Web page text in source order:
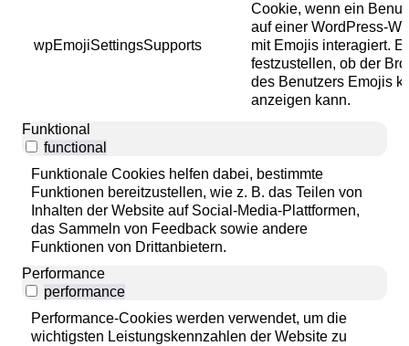
wpEmojiSettingsSupports
Cookie, wenn ein
auf einer WordPress-
mit Emojis interagiert.
festzustellen, ob der
des Benutzers Emojis
anzeigen kann.
Funktional
functional
Funktionale Cookies helfen dabei, bestimmte
Funktionen bereitzustellen, wie z. B. das Teilen von
Inhalten der Website auf Social-Media-Plattformen,
das Sammeln von Feedback sowie andere
Funktionen von Drittanbietern.
Performance
performance
Performance-Cookies werden verwendet, um die
wichtigsten Leistungskennzahlen der Website zu